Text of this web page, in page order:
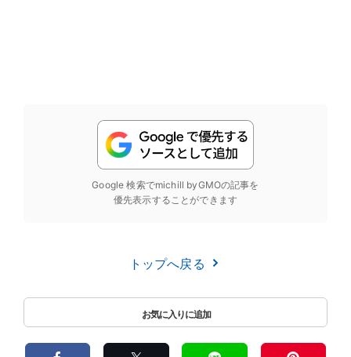
Google 検索でmichill byGMOの記事を
優先表示することができます
トップへ戻る